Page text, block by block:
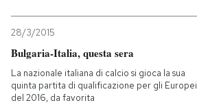
28/3/2015
Bulgaria-Italia, questa sera
La nazionale italiana di calcio si gioca la sua
quinta partita di qualificazione per gli Europei
del 2016, da favorita